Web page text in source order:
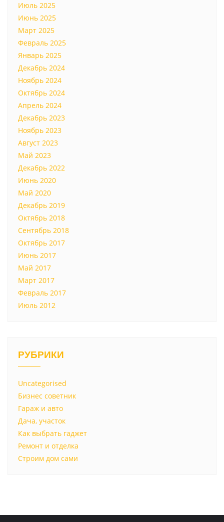
Июль 2025
Июнь 2025
Март 2025
Февраль 2025
Январь 2025
Декабрь 2024
Ноябрь 2024
Октябрь 2024
Апрель 2024
Декабрь 2023
Ноябрь 2023
Август 2023
Май 2023
Декабрь 2022
Июнь 2020
Май 2020
Декабрь 2019
Октябрь 2018
Сентябрь 2018
Октябрь 2017
Июнь 2017
Май 2017
Март 2017
Февраль 2017
Июль 2012
РУБРИКИ
Uncategorised
Бизнес советник
Гараж и авто
Дача, участок
Как выбрать гаджет
Ремонт и отделка
Строим дом сами